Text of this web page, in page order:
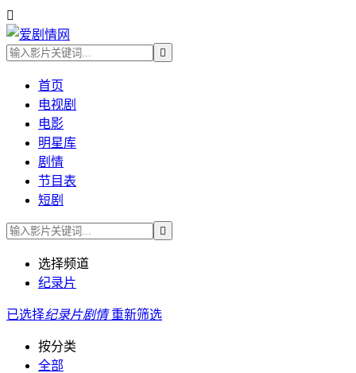


首页
电视剧
电影
明星库
剧情
节目表
短剧

选择频道
纪录片
已选择纪录片剧情重新筛选
按分类
全部